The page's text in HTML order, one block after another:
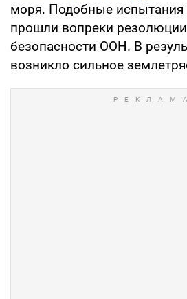
моря. Подобные
прошли вопреки
безопасности ООН. В
возникло сильное